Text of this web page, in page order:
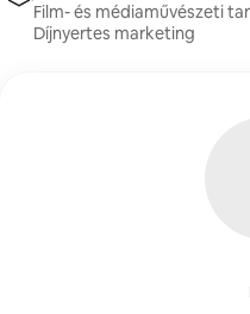
Film- és médiaművészeti
Díjnyertes marketing